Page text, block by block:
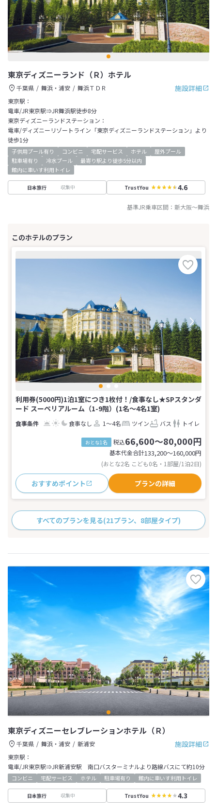
東京ディズニーランド（Ｒ）ホテル
施設詳細
千葉県 舞浜・浦安
舞浜ＴＤＲ
東京駅：
電車/JR東京駅⇒JR舞浜駅徒歩8分
東京ディズニーランドステーション：
電車/ディズニーリゾートライン「東京ディズニーランドステーション」より
徒歩1分
子供用プール有り コンビニ 宅配サービス ホテル
屋外プール
駐車場有り
冷水プール
最寄り駅より徒歩5分以内
館内に車いす利用トイレ
日本旅行 収集中 TrustYou 4.6
基準JR乗車区間： 新大阪～舞浜
利用券(5000円)1泊1室につき1枚付！/食事なし★SPスタンダ
ード スーペリアルーム（1-9階）(1名～4名1室)
食事なし 1～4名 ツイン バス トイレ
おとな1名 税込66,600～80,000円
基本代金合計133,200〜160,000円
(おとな2名 こども0名・1部屋/1泊2日)
おすすめポイント プランの詳細
すべてのプランを見る(21プラン、8部屋タイプ)
東京ディズニーセレブレーションホテル（Ｒ）
施設詳細
千葉県 舞浜・浦安
新浦安
東京駅：
電車/JR東京駅⇒JR新浦安駅 南口バスターミナルより路線バスにて約10分
コンビニ 宅配サービス ホテル 駐車場有り 館内に車いす利用トイレ
日本旅行 収集中 TrustYou 4.3